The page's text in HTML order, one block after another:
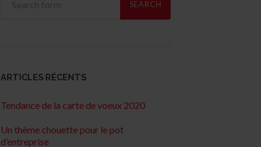
ARTICLES RÉCENTS
Tendance de la carte de voeux 2020
Un thème chouette pour le pot
d’entreprise